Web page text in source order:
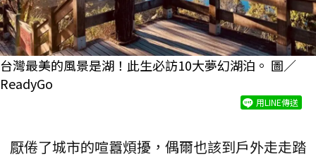
台灣最美的風景是湖！此生必訪10大夢幻湖泊。 圖／
ReadyGo
用LINE傳送
厭倦了城市的喧囂煩擾，偶爾也該到戶外走走踏